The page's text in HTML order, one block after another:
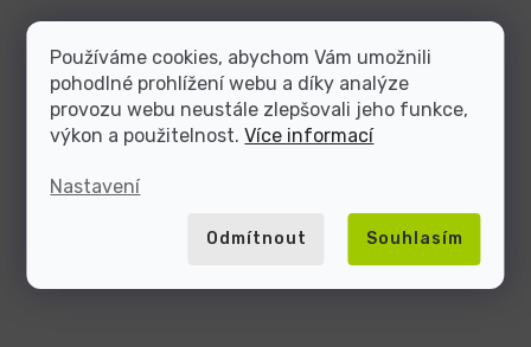
Používáme cookies, abychom Vám umožnili
pohodlné prohlížení webu a díky analýze
provozu webu neustále zlepšovali jeho funkce,
výkon a použitelnost.Více informací
Nastavení
Odmítnout Souhlasím